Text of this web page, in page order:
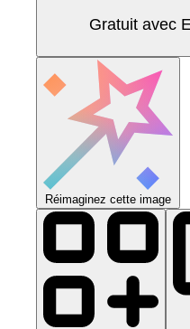
Gratuit avec
Réimaginez cette image